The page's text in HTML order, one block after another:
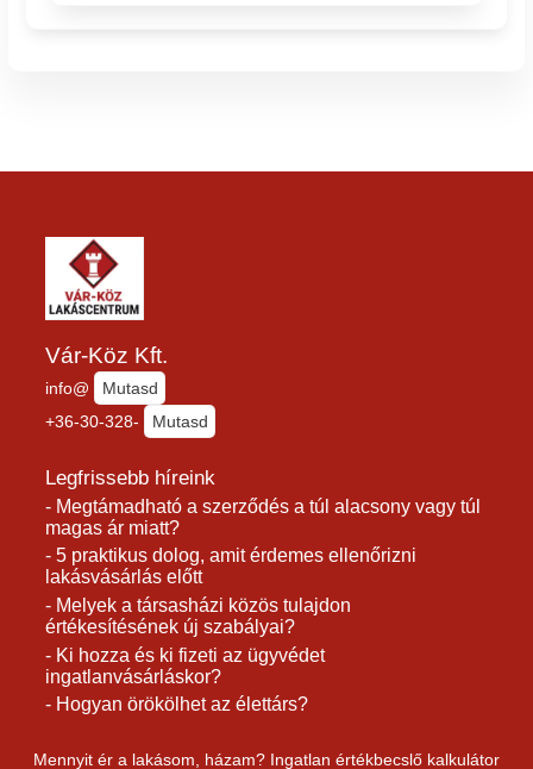
Vár-Köz Kft.
info@
Mutasd
+36-30-328-
Mutasd
Legfrissebb híreink
- Megtámadható a szerződés a túl alacsony vagy túl
magas ár miatt?
- 5 praktikus dolog, amit érdemes ellenőrizni
lakásvásárlás előtt
- Melyek a társasházi közös tulajdon
értékesítésének új szabályai?
- Ki hozza és ki fizeti az ügyvédet
ingatlanvásárláskor?
- Hogyan örökölhet az élettárs?
Mennyit ér a lakásom, házam? Ingatlan értékbecslő kalkulátor